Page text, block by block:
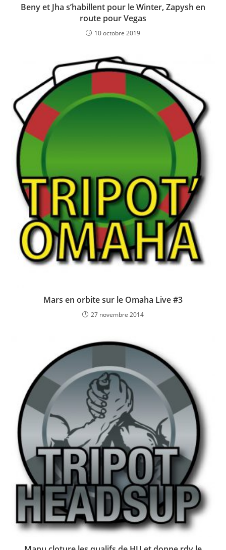
Beny et Jha s’habillent pour le Winter, Zapysh en
route pour Vegas
10 octobre 2019
Mars en orbite sur le Omaha Live #3
27 novembre 2014